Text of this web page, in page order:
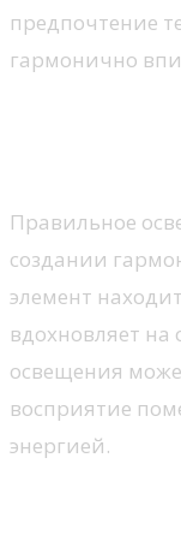
предпочтение
гармонично
Правильное
создании
элемент
вдохновляет
освещения
восприятие
энергией.